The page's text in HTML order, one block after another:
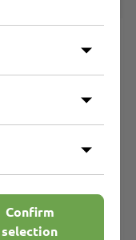
Confirm
selection